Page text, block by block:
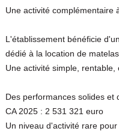
Une activité complémentaire
L'établissement bénéficie
dédié à la location de
Une activité simple, rentable,
Des performances solides et
CA 2025 : 2 531 321 euro
Un niveau d'activité rare